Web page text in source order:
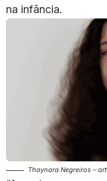
na infância.
Thaynara Negreiros –